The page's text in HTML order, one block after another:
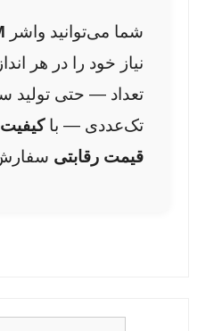
شما می‌توانید واشر
نیاز خود را در هر
تعداد — حتی تولید
تک‌عددی — با
قیمت رقابتی